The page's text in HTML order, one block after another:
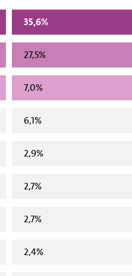
35,6%
27,5%
7,0%
6,1%
2,9%
2,7%
2,7%
2,4%